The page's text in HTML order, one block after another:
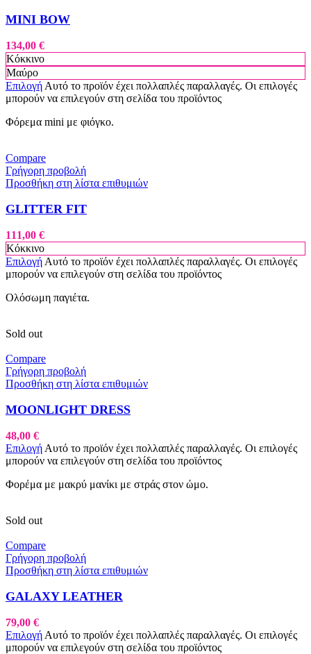
MINI BOW
134,00 €
Κόκκινο
Μαύρο
Επιλογή Αυτό το προϊόν έχει πολλαπλές παραλλαγές. Οι επιλογές
μπορούν να επιλεγούν στη σελίδα του προϊόντος
Φόρεμα mini με φιόγκο.
Compare
Γρήγορη προβολή
Προσθήκη στη λίστα επιθυμιών
GLITTER FIT
111,00 €
Κόκκινο
Επιλογή Αυτό το προϊόν έχει πολλαπλές παραλλαγές. Οι επιλογές
μπορούν να επιλεγούν στη σελίδα του προϊόντος
Ολόσωμη παγιέτα.
Sold out
Compare
Γρήγορη προβολή
Προσθήκη στη λίστα επιθυμιών
MOONLIGHT DRESS
48,00 €
Επιλογή Αυτό το προϊόν έχει πολλαπλές παραλλαγές. Οι επιλογές
μπορούν να επιλεγούν στη σελίδα του προϊόντος
Φορέμα με μακρύ μανίκι με στράς στον ώμο.
Sold out
Compare
Γρήγορη προβολή
Προσθήκη στη λίστα επιθυμιών
GALAXY LEATHER
79,00 €
Επιλογή Αυτό το προϊόν έχει πολλαπλές παραλλαγές. Οι επιλογές
μπορούν να επιλεγούν στη σελίδα του προϊόντος